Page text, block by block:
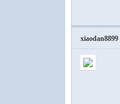
xiaodan8899